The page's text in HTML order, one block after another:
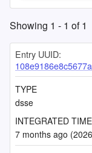
Showing 1 - 1 of1
Entry UUID:
TYPE
dsse
INTEGRATED TIME
7 months ago